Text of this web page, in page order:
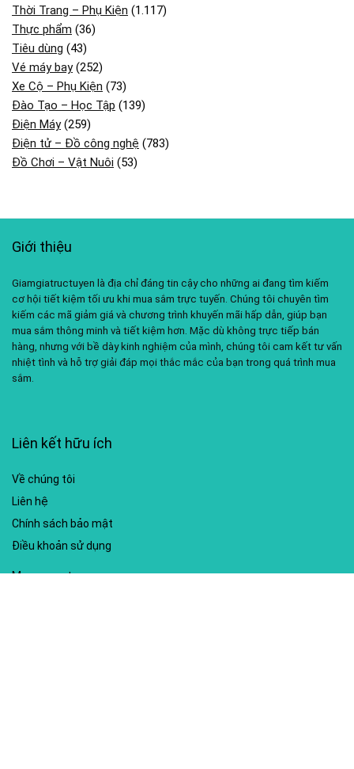
Thời Trang – Phụ Kiện (1.117)
Thực phẩm (36)
Tiêu dùng (43)
Vé máy bay(252)
Xe Cộ – Phụ Kiện (73)
Đào Tạo – Học Tập (139)
Điện Máy(259)
Điện tử – Đồ công nghệ (783)
Đồ Chơi – Vật Nuôi (53)
Giới thiệu
Giamgiatructuyen là địa chỉ đáng tin cậy cho những ai đang tìm kiếm
cơ hội tiết kiệm tối ưu khi mua sắm trực tuyến. Chúng tôi chuyên tìm
kiếm các mã giảm giá và chương trình khuyến mãi hấp dẫn, giúp bạn
mua sắm thông minh và tiết kiệm hơn. Mặc dù không trực tiếp bán
hàng, nhưng với bề dày kinh nghiệm của mình, chúng tôi cam kết tư vấn
nhiệt tình và hỗ trợ giải đáp mọi thắc mắc của bạn trong quá trình mua
sắm.
Liên kết hữu ích
Về chúng tôi
Liên hệ
Chính sách bảo mật
Điều khoản sử dụng
My account